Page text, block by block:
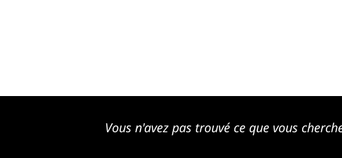
Vous n'avez pas trouvé ce que vous